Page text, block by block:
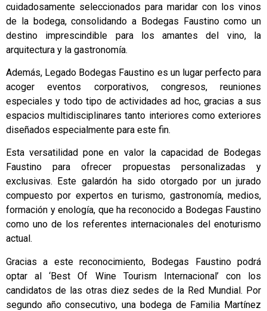
cuidadosamente seleccionados para maridar con los vinos
de la bodega, consolidando a Bodegas Faustino como un
destino imprescindible para los amantes del vino, la
arquitectura y la gastronomía.
Además, Legado Bodegas Faustino es un lugar perfecto para
acoger eventos corporativos, congresos, reuniones
especiales y todo tipo de actividades ad hoc, gracias a sus
espacios multidisciplinares tanto interiores como exteriores
diseñados especialmente para este fin.
Esta versatilidad pone en valor la capacidad de Bodegas
Faustino para ofrecer propuestas personalizadas y
exclusivas. Este galardón ha sido otorgado por un jurado
compuesto por expertos en turismo, gastronomía, medios,
formación y enología, que ha reconocido a Bodegas Faustino
como uno de los referentes internacionales del enoturismo
actual.
Gracias a este reconocimiento, Bodegas Faustino podrá
optar al ‘Best Of Wine Tourism Internacional’ con los
candidatos de las otras diez sedes de la Red Mundial. Por
segundo año consecutivo, una bodega de Familia Martínez